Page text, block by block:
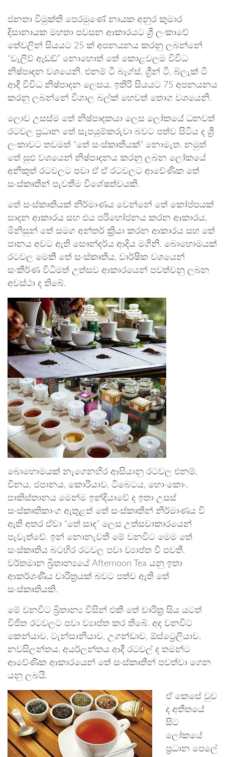
ජනතා විමුක්ති පෙරමුණේ නායක අනුර කුමාර
දිසානායක මහතා පවසන ආකාරයට ශ්‍රී ලංකාවේ
තේවලින් සියයට 25 ක් අපනයනය කරනු ලබන්නේ
“වැලිව් ඇඩඩ්” නොහොත් තේ කොළවලම විවිධ
නිෂ්පාදන වශයෙනි. එනම් ටී බෑග්ස්, ග්‍රීන් ටී, බ්ලැක් ටී
ආදී විවිධ නිෂ්පාදන ලෙසය. ඉතිරි සියයට 75 අපනයනය
කරනු ලබන්නේ විශාල බල්ක් හෙවත් තොග වශයෙනි.
ලොව උසස්ම තේ නිෂ්පාදකයා ලෙස ලෝකයේ ධනවත්
රටවල ප්‍රධාන තේ සැපයුම්කරුවා බවට පත්ව සිටිය ද ශ්‍රී
ලංකාවට තවමත් “තේ සංස්කෘතියක්” නොමැත. නමුත්
තේ සුළු වශයෙන් නිෂ්පාදනය කරනු ලබන ලෝකයේ
අනිකුත් රටවලට පවා ඒ ඒ රටවලට ආවේණික තේ
සංස්කෘතීන් පැවතීම විශේෂත්වයකි.
තේ සංස්කෘතියක් නිර්මාණය වෙන්නේ තේ කෝප්පයක්
සාදන ආකාරය සහ එය පරිභෝජනය කරන ආකාරය,
මිනිසුන් තේ සමග අන්තර් ක්‍රියා කරන ආකාරය සහ තේ
පානය අවට ඇති සෞන්දර්ය ආදිය මගිනි. බොහොමයක්
රටවල මෙකී තේ සංස්කෘතිය, වාර්ෂික වශයෙන්
සංකීර්ණ විධිමත් උත්සව ආකාරයෙන් පවත්වනු ලබන
අවස්ථා ද තිබේ.
බොහොමයක් නැගෙනහිර ආසියානු රටවල එනම්,
චීනය, ජපානය, කොරියාව, ටිබෙටය, හොංකොං,
පාකිස්තානය මෙන්ම ඉන්දියාවේ ද ඉතා උසස්
සංස්කෘතිකාංග ඇතුළත් තේ සංස්කෘතීන් නිර්මාණය වී
ඇති අතර ඒවා “තේ සාද” ලෙස උත්සවාකාරයෙන්
පැවැත්වේ. ඉන් නොනැවතී මේ වනවිට මෙම තේ
සංස්කෘතිය බටහිර රටවල පවා ව්‍යාප්ත වී පවතී.
වර්තමාන බ්‍රිතාන්‍යයේ Afternoon Tea යනු ඉතා
ආකර්ශණීය චාරිත්‍රයක් බවට පත්ව ඇති තේ
සංස්කෘතියකි.
මේ වනවිට බ්‍රිතාන්‍ය විසින් එකී තේ චාරිත්‍ර සිය යටත්
විජිත රටවලට පවා ව්‍යාප්ත කර තිබේ. අද වනවිට
කෙන්යාව, ටැන්සානියාව, උගන්ඩාව, ඕස්ට්‍රෙලියාව,
නවසිලන්තය, අයර්ලන්තය ආදී රටවල් ද තමන්ට
ආවේණික ආකාරයෙන් තේ සංස්කෘතීන් පවත්වා ගෙන
යනු ලබයි.
ඒ කෙසේ වුව
ද අතීතයේ
සිට
ලෝකයේ
ප්‍රධාන පෙලේ